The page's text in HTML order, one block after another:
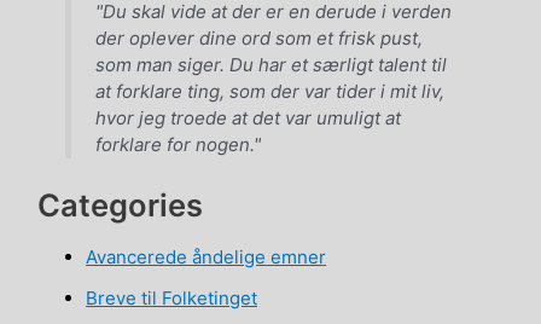
"Du skal vide at der er en derude i verden
der oplever dine ord som et frisk pust,
som man siger. Du har et særligt talent til
at forklare ting, som der var tider i mit liv,
hvor jeg troede at det var umuligt at
forklare for nogen."
Categories
Avancerede åndelige emner
Breve til Folketinget